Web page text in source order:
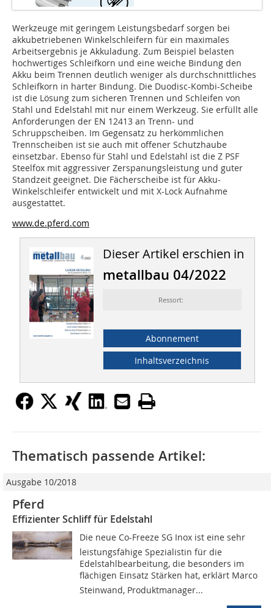
Werkzeuge mit geringem Leistungsbedarf sorgen bei
akkubetriebenen Winkelschleifern für ein maximales
Arbeitsergebnis je Akkuladung. Zum Beispiel belasten
hochwertiges Schleifkorn und eine weiche Bindung den
Akku beim Trennen deutlich weniger als durchschnittliches
Schleifkorn in harter Bindung. Die Duodisc-Kombi-Scheibe
ist die Lösung zum sicheren Trennen und Schleifen von
Stahl und Edelstahl mit nur einem Werkzeug. Sie erfüllt alle
Anforderungen der EN 12413 an Trenn- und
Schruppscheiben. Im Gegensatz zu herkömmlichen
Trennscheiben ist sie auch mit offener Schutzhaube
einsetzbar. Ebenso für Stahl und Edelstahl ist die Z PSF
Steelfox mit aggressiver Zerspanungsleistung und guter
Standzeit geeignet. Die Fächerscheibe ist für Akku-
Winkelschleifer entwickelt und mit X-Lock Aufnahme
ausgestattet.
www.de.pferd.com
Dieser Artikel erschien in
metallbau 04/2022
Ressort:
Abonnement
Inhaltsverzeichnis
Thematisch passende Artikel:
Ausgabe 10/2018
Pferd
Effizienter Schliff für Edelstahl
Die neue Co-Freeze SG Inox ist eine sehr
leistungsfähige Spezialistin für die
Edelstahlbearbeitung, die besonders im
flächigen Einsatz Stärken hat, erklärt Marco
Steinwand, Produktmanager...